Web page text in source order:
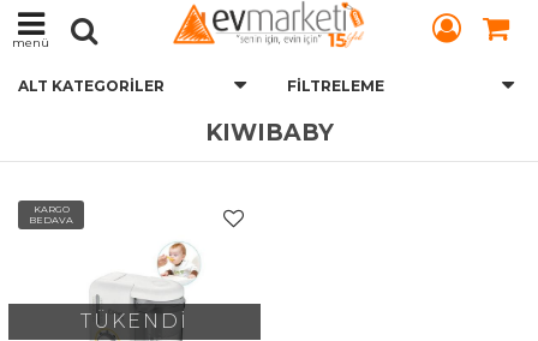
menü
ALT KATEGORILER FILTRELEME
KIWIBABY
KARGO
BEDAVA
TÜKENDİ